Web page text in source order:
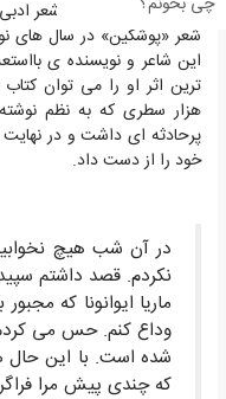
«پوشکین » بنیان گذار شعر
شعر «پوشکین» در سال های
این شاعر و نویسنده ی
ترین اثر او را می توان
هزار سطری که به نظم
پرحادثه ای داشت و در
خود را از دست داد.
در آن شب هیچ
نکردم. قصد داشتم
ماریا ایوانونا که
وداع کنم. حس مى
شده است. با این حال
که چندى پیش مرا